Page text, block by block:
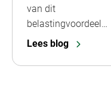
van dit
belastingvoordeel…
Lees blog